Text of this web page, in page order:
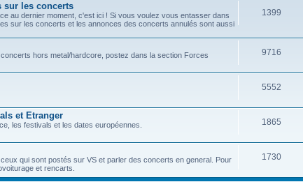
sur les concerts
au dernier moment, c'est ici ! Si vous voulez vous entasser dans
sur les concerts et les annonces des concerts annulés sont aussi
1399
hors metal/hardcore, postez dans la section Forces
9716
5552
et Etranger
les festivals et les dates européennes. 1865
qui sont postés sur VS et parler des concerts en general. Pour
et rencarts.
1730